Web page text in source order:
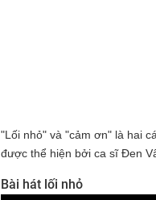
"Lối nhỏ" và "cảm ơn" là hai
được thể hiện bởi ca sĩ Đen
Bài hát lối nhỏ